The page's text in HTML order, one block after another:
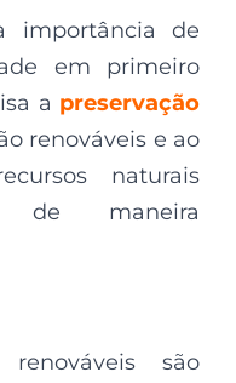
importância de
em primeiro
a preservação
renováveis e ao
naturais
de maneira
são